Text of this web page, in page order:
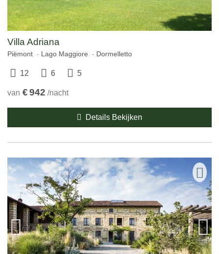
Villa Adriana
Piëmont Lago Maggiore Dormelletto
12 6 5
van €942 /nacht
Details Bekijken